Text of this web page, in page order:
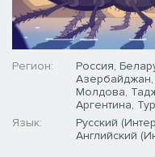
Регион:
Россия,
Азербайджан,
Молдова,
Аргентина,
Язык:
Русский
Английский